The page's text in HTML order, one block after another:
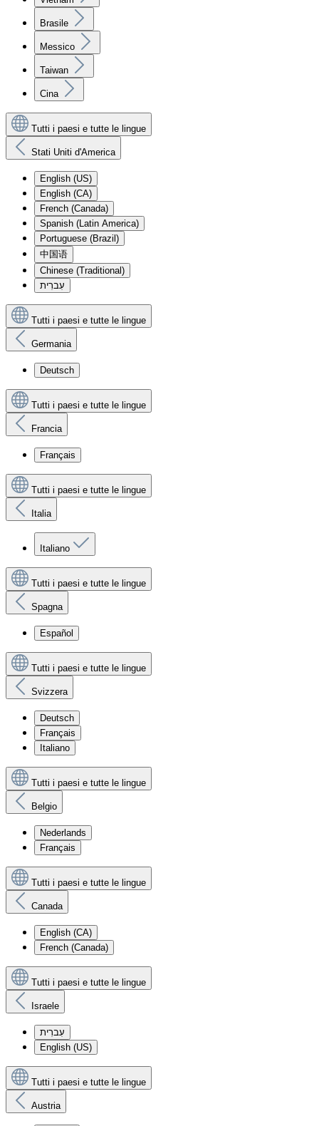
Brasile
Messico
Taiwan
Cina
Tutti i paesi e tutte le lingue
Stati Uniti d'America
English (US)
English (CA)
French (Canada)
Spanish (Latin America)
Portuguese (Brazil)
中国语
Chinese (Traditional)
עִברִית
Tutti i paesi e tutte le lingue
Germania
Deutsch
Tutti i paesi e tutte le lingue
Francia
Français
Tutti i paesi e tutte le lingue
Italia
Italiano
Tutti i paesi e tutte le lingue
Spagna
Español
Tutti i paesi e tutte le lingue
Svizzera
Deutsch
Français
Italiano
Tutti i paesi e tutte le lingue
Belgio
Nederlands
Français
Tutti i paesi e tutte le lingue
Canada
English (CA)
French (Canada)
Tutti i paesi e tutte le lingue
Israele
עִברִית
English (US)
Tutti i paesi e tutte le lingue
Austria